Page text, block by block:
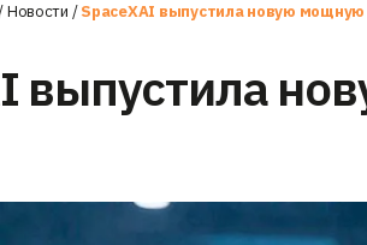
Новости /SpaceXAI выпустила новую
выпустила